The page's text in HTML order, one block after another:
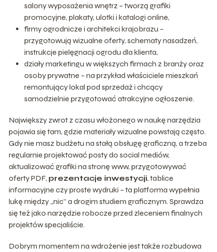
salony wyposażenia wnętrz – tworzą grafiki
promocyjne, plakaty, ulotki i katalogi online,
firmy ogrodnicze i architekci krajobrazu –
przygotowują wizualne oferty, schematy nasadzeń,
instrukcje pielęgnacji ogrodu dla klienta,
działy marketingu w większych firmach z branży oraz
osoby prywatne – na przykład właściciele mieszkań
remontujący lokal pod sprzedaż i chcący
samodzielnie przygotować atrakcyjne ogłoszenie.
Największy zwrot z czasu włożonego w naukę narzędzia
pojawia się tam, gdzie materiały wizualne powstają często.
Gdy nie masz budżetu na stałą obsługę graficzną, a trzeba
regularnie projektować posty do social mediów,
aktualizować grafiki na stronę www, przygotowywać
oferty PDF, prezentacje inwestycji, tablice
informacyjne czy proste wydruki – ta platforma wypełnia
lukę między „nic” a drogim studiem graficznym. Sprawdza
się też jako narzędzie robocze przed zleceniem finalnych
projektów specjaliście.
Dobrym momentem na wdrożenie jest także rozbudowa